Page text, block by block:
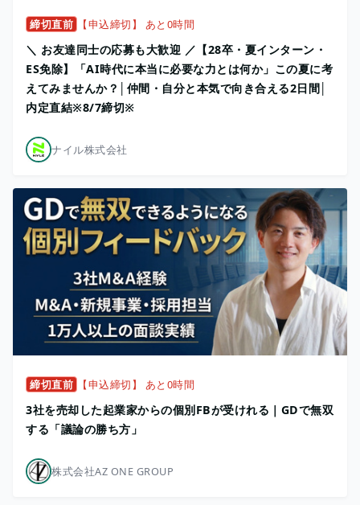
締切直前 【申込締切】 あと0時間
＼ お友達同士の応募も大歓迎 ／【28卒・夏インターン・
ES免除】「AI時代に本当に必要な力とは何か」この夏に考
えてみませんか？│仲間・自分と本気で向き合える2日間│
内定直結※8/7締切※
ナイル株式会社
締切直前 【申込締切】 あと0時間
3社を売却した起業家からの個別FBが受けれる｜GDで無双
する「議論の勝ち方」
株式会社AZ ONE GROUP